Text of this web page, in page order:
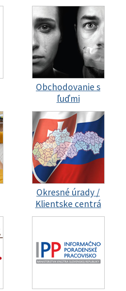
Obchodovanie s
ľuďmi
Okresné úrady /
Klientske centrá